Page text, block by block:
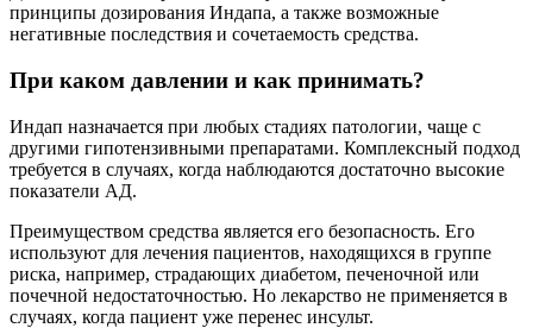
принципы дозирования Индапа, а также возможные
негативные последствия и сочетаемость средства.
При каком давлении и как принимать?
Индап назначается при любых стадиях патологии, чаще с
другими гипотензивными препаратами. Комплексный подход
требуется в случаях, когда наблюдаются достаточно высокие
показатели АД.
Преимуществом средства является его безопасность. Его
используют для лечения пациентов, находящихся в группе
риска, например, страдающих диабетом, печеночной или
почечной недостаточностью. Но лекарство не применяется в
случаях, когда пациент уже перенес инсульт.